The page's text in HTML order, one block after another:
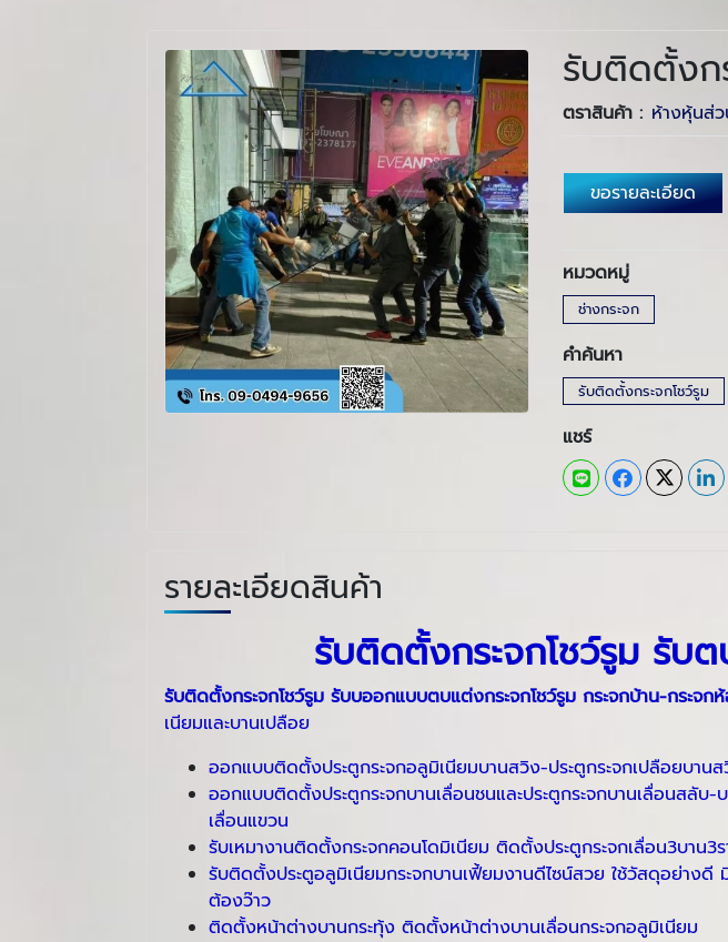
รับติดตั้งก
ตราสินค้า : ห้างหุ้นส่
ขอรายละเอียด
หมวดหมู่
ช่างกระจก
คำค้นหา
รับติดตั้งกระจกโชว์รูม
แชร์
รายละเอียดสินค้า
รับติดตั้งกระจกโชว์รูม รับ
รับติดตั้งกระจกโชว์รูม รับบออกแบบตบแต่งกระจกโชว์รูม กระจกบ้าน-กระจก
เนียมและบานเปลือย
ออกแบบติดตั้งประตูกระจกอลูมิเนียมบานสวิง-ประตูกระจกเปลือยบาน
ออกแบบติดตั้งประตูกระจกบานเลื่อนชนและประตูกระจกบานเลื่อนสลั
เลื่อนแขวน
รับเหมางานติดตั้งกระจกคอนโดมิเนียม ติดตั้งประตูกระจกเลื่อน3บาน
รับติดตั้งประตูอลูมิเนียมกระจกบานเฟี้ยมงานดีไซน์สวย ใช้วัสดุอย่างดี
ต้องว๊าว
ติดตั้งหน้าต่างบานกระทุ้ง ติดตั้งหน้าต่างบานเลื่อนกระจกอลูมิเนียม